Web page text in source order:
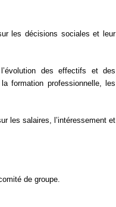
les décisions sociales et leur
des effectifs et des
formation professionnelle, les
les salaires, l’intéressement et
de groupe.